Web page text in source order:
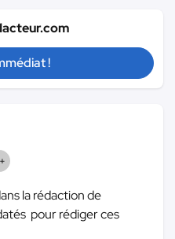
!
la rédaction de
pour rédiger ces